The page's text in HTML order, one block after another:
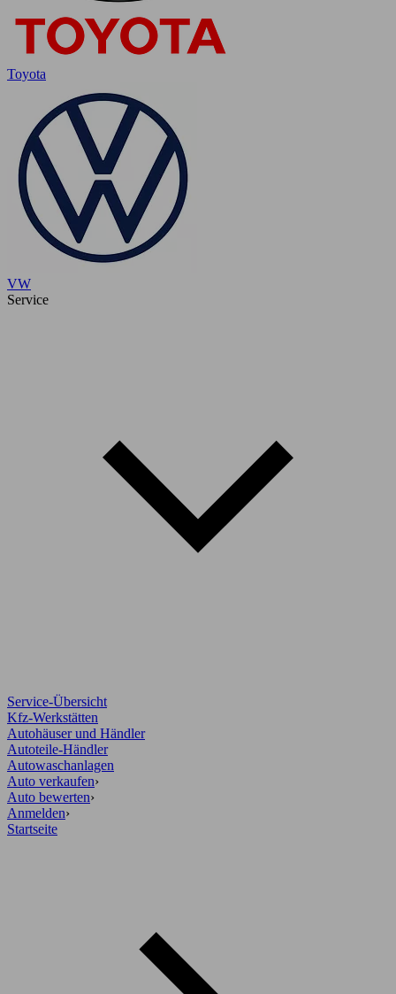
Toyota
VW
Service
Service-Übersicht
Kfz-Werkstätten
Autohäuser und Händler
Autoteile-Händler
Autowaschanlagen
Auto verkaufen›
Auto bewerten›
Anmelden›
Startseite